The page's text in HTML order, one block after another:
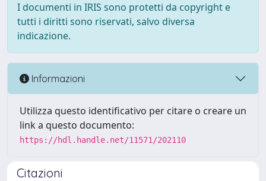
I documenti in IRIS sono protetti da copyright e
tutti i diritti sono riservati, salvo diversa
indicazione.
Informazioni
Utilizza questo identificativo per citare o creare un
link a questo documento:
https://hdl.handle.net/11571/202110
Citazioni